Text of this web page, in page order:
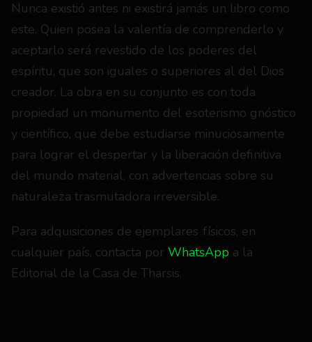
Nunca existió antes ni existirá jamás un libro como
este. Quien posea la valentía de comprenderlo y
aceptarlo será revestido de los poderes del
espíritu, que son iguales o superiores al del Dios
creador. La obra en su conjunto es con toda
propiedad un monumento del esoterismo gnóstico
y científico, que debe estudiarse minuciosamente
para lograr el despertar y la liberación definitiva
del mundo material, con advertencias sobre su
naturaleza trasmutadora irreversible.
Para adquisiciones de ejemplares físicos, en
cualquier país, contacta por WhatsApp a la
Editorial de la Casa de Tharsis.